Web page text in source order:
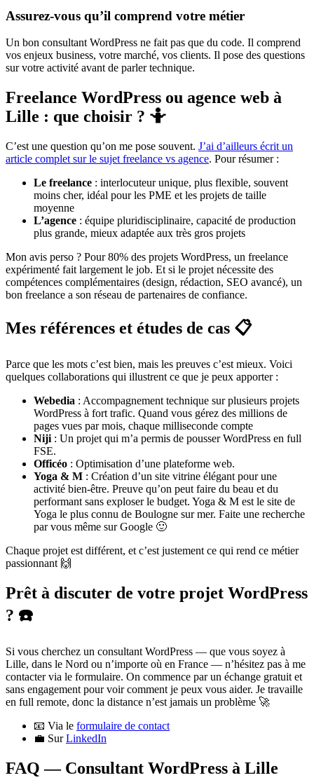
Assurez-vous qu’il comprend votre métier
Un bon consultant WordPress ne fait pas que du code. Il comprend
vos enjeux business, votre marché, vos clients. Il pose des questions
sur votre activité avant de parler technique.
Freelance WordPress ou agence web à
Lille : que choisir ? 🤷
C’est une question qu’on me pose souvent. J’ai d’ailleurs écrit un
article complet sur le sujet freelance vs agence. Pour résumer :
Le freelance : interlocuteur unique, plus flexible, souvent
moins cher, idéal pour les PME et les projets de taille
moyenne
L’agence : équipe pluridisciplinaire, capacité de production
plus grande, mieux adaptée aux très gros projets
Mon avis perso ? Pour 80% des projets WordPress, un freelance
expérimenté fait largement le job. Et si le projet nécessite des
compétences complémentaires (design, rédaction, SEO avancé), un
bon freelance a son réseau de partenaires de confiance.
Mes références et études de cas 📋
Parce que les mots c’est bien, mais les preuves c’est mieux. Voici
quelques collaborations qui illustrent ce que je peux apporter :
Webedia : Accompagnement technique sur plusieurs projets
WordPress à fort trafic. Quand vous gérez des millions de
pages vues par mois, chaque milliseconde compte
Niji : Un projet qui m’a permis de pousser WordPress en full
FSE.
Officéo : Optimisation d’une plateforme web.
Yoga & M : Création d’un site vitrine élégant pour une
activité bien-être. Preuve qu’on peut faire du beau et du
performant sans exploser le budget. Yoga & M est le site de
Yoga le plus connu de Boulogne sur mer. Faite une recherche
par vous même sur Google 🙂
Chaque projet est différent, et c’est justement ce qui rend ce métier
passionnant 🙌
Prêt à discuter de votre projet WordPress
? ☎️
Si vous cherchez un consultant WordPress — que vous soyez à
Lille, dans le Nord ou n’importe où en France — n’hésitez pas à me
contacter via le formulaire. On commence par un échange gratuit et
sans engagement pour voir comment je peux vous aider. Je travaille
en full remote, donc la distance n’est jamais un problème 🚀
📧 Via le formulaire de contact
💼 SurLinkedIn
FAQ — Consultant WordPress à Lille